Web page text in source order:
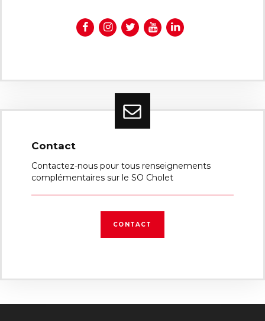
Contact
Contactez-nous pour tous renseignements
complémentaires sur le SO Cholet
CONTACT